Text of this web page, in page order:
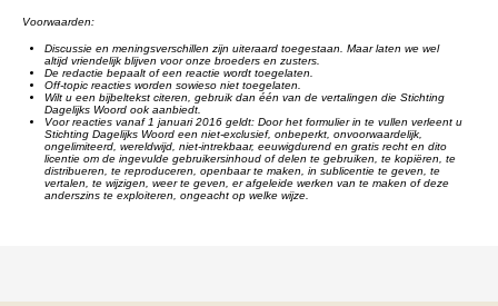
Voorwaarden:
Discussie en meningsverschillen zijn uiteraard toegestaan. Maar laten we wel
altijd vriendelijk blijven voor onze broeders en zusters.
De redactie bepaalt of een reactie wordt toegelaten.
Off-topic reacties worden sowieso niet toegelaten.
Wilt u een bijbeltekst citeren, gebruik dan één van de vertalingen die Stichting
Dagelijks Woord ook aanbiedt.
Voor reacties vanaf 1 januari 2016 geldt: Door het formulier in te vullen verleent u
Stichting Dagelijks Woord een niet-exclusief, onbeperkt, onvoorwaardelijk,
ongelimiteerd, wereldwijd, niet-intrekbaar, eeuwigdurend en gratis recht en dito
licentie om de ingevulde gebruikersinhoud of delen te gebruiken, te kopiëren, te
distribueren, te reproduceren, openbaar te maken, in sublicentie te geven, te
vertalen, te wijzigen, weer te geven, er afgeleide werken van te maken of deze
anderszins te exploiteren, ongeacht op welke wijze.